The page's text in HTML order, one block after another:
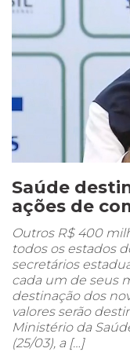
Saúde
ações de
Outros R$ 400
todos os estados
secretários
cada um de seus
destinação dos
valores serão
Ministério da
(25/03), a […]